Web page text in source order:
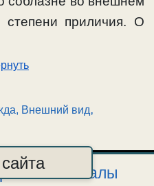
степени приличия. О
Внешний вид,
похвалы